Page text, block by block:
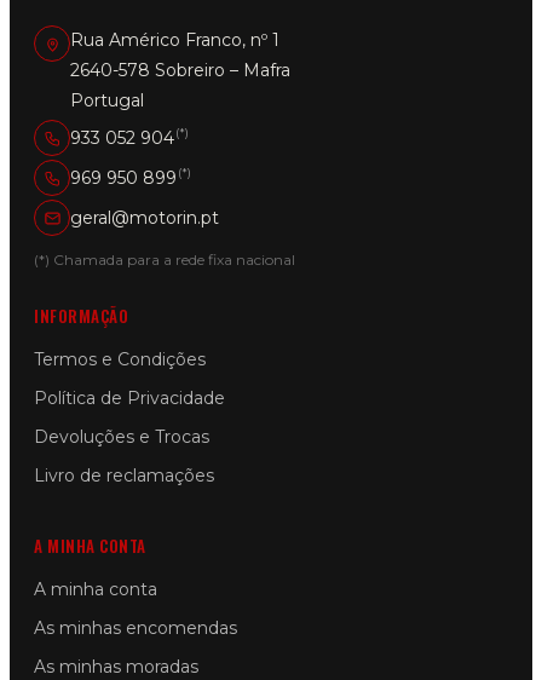
Rua Américo Franco, nº 1
2640-578 Sobreiro – Mafra
Portugal
933 052 904(*)
969 950 899 (*)
geral@motorin.pt
(*) Chamada para a rede fixa nacional
INFORMAÇÃO
Termos e Condições
Política de Privacidade
Devoluções e Trocas
Livro de reclamações
A MINHA CONTA
A minha conta
As minhas encomendas
As minhas moradas